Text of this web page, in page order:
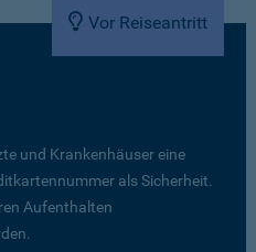
Vor Reiseantritt
und Krankenhäuser eine
als Sicherheit.
Aufenthalten